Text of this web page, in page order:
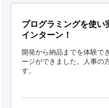
プログラミングを使
インターン！
開発から納品までを体験で
ージができました。人事の
す。